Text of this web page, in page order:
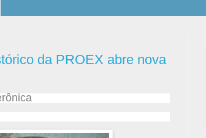
da PROEX abre nova